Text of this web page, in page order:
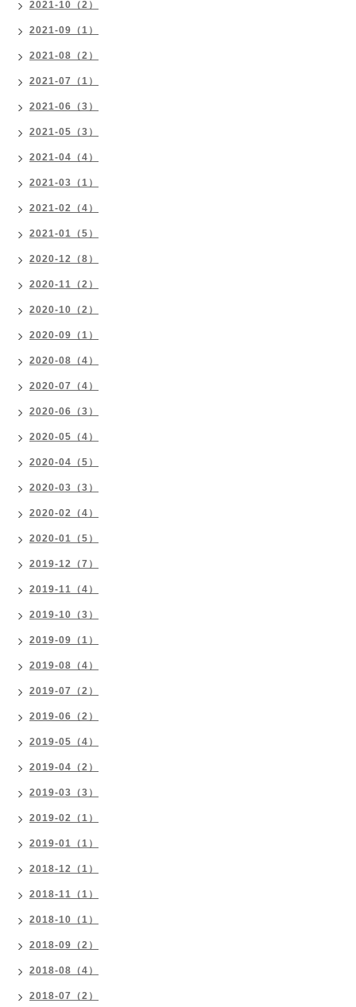
2021-10（2）
2021-09（1）
2021-08（2）
2021-07（1）
2021-06（3）
2021-05（3）
2021-04（4）
2021-03（1）
2021-02（4）
2021-01（5）
2020-12（8）
2020-11（2）
2020-10（2）
2020-09（1）
2020-08（4）
2020-07（4）
2020-06（3）
2020-05（4）
2020-04（5）
2020-03（3）
2020-02（4）
2020-01（5）
2019-12（7）
2019-11（4）
2019-10（3）
2019-09（1）
2019-08（4）
2019-07（2）
2019-06（2）
2019-05（4）
2019-04（2）
2019-03（3）
2019-02（1）
2019-01（1）
2018-12（1）
2018-11（1）
2018-10（1）
2018-09（2）
2018-08（4）
2018-07（2）